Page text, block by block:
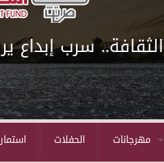
الثقافة.. سرب
الحفلات